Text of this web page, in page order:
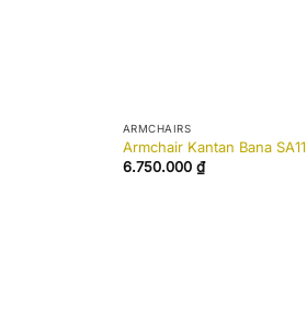
ARMCHAIRS
Armchair Kantan Bana SA11
6.750.000 ₫